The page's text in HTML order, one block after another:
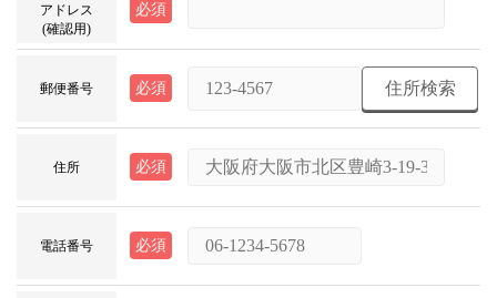
アドレス
(確認用)
必須
郵便番号 必須 住所検索
住所 必須
電話番号 必須